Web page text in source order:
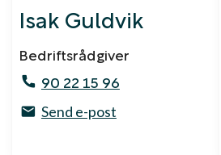
Isak Guldvik
Bedriftsrådgiver
90 22 15 96
Send e-post